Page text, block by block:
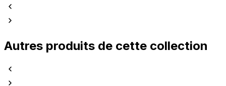
Autres produits de cette collection